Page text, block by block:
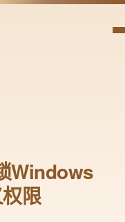
Windows
限